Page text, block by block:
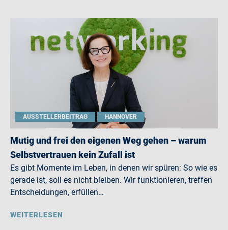
AUSSTELLERBEITRAG HANNOVER
Mutig und frei den eigenen Weg gehen – warum
Selbstvertrauen kein Zufall ist
Es gibt Momente im Leben, in denen wir spüren: So wie es
gerade ist, soll es nicht bleiben. Wir funktionieren, treffen
Entscheidungen, erfüllen…
WEITERLESEN